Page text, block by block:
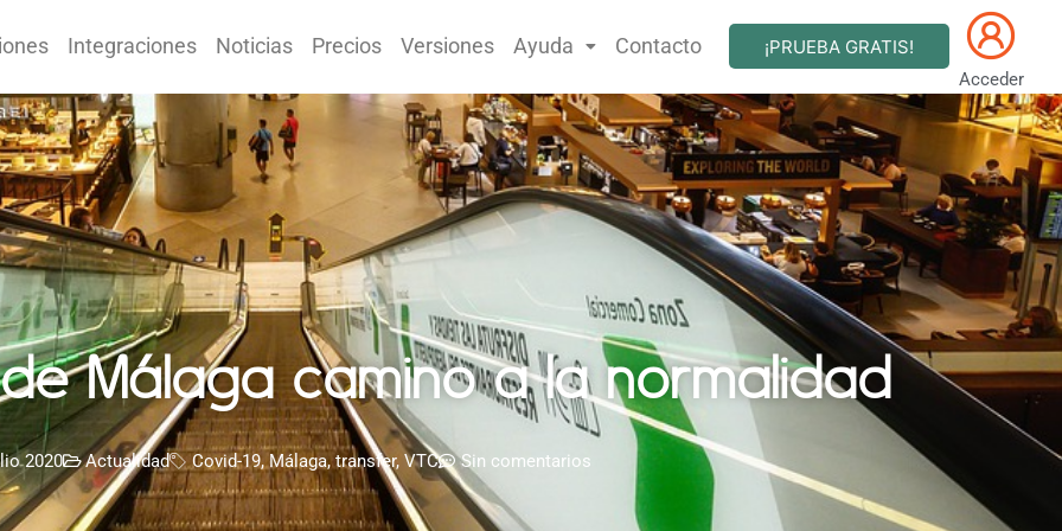
Integraciones Noticias Precios Versiones Ayuda Contacto ¡PRUEBA GRATIS!
Acceder
Málaga camino a la normalidad
2020 Actualidad Covid-19,Málaga,transfer, VTC Sin comentarios